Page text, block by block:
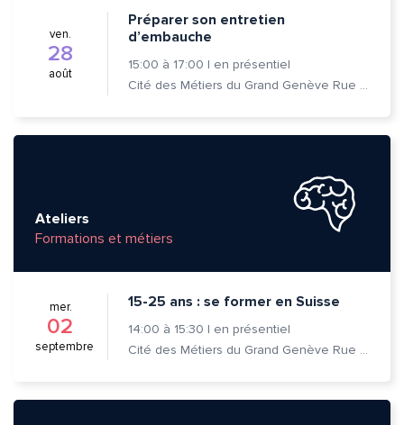
ven.
28
août
Préparer son entretien
d’embauche
15:00 à 17:00 | en présentiel
Cité des Métiers du Grand Genève Rue Prévost-Martin 6 1205 Genève
Ateliers
Formations et métiers
mer.
02
septembre
15-25 ans : se former en Suisse
14:00 à 15:30 | en présentiel
Cité des Métiers du Grand Genève Rue Prévost-Martin 6 1205 Genève
Envoyer
Envoyer